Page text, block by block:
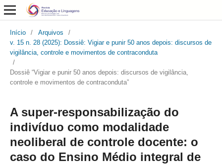
Início / Arquivos
/
v. 15 n. 28 (2025): Dossiê: Vigiar e punir 50 anos depois: discursos de
vigilância, controle e movimentos de contraconduta
/
Dossiê “Vigiar e punir 50 anos depois: discursos de vigilância,
controle e movimentos de contraconduta”
A super-responsabilização do
indivíduo como modalidade
neoliberal de controle docente: o
caso do Ensino Médio integral de